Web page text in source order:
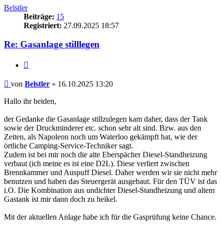
Belstler
Beiträge: 15
Registriert: 27.09.2025 18:57
Re: Gasanlage stilllegen
Beitrag
von Belstler » 16.10.2025 13:20
Hallo ihr beiden,
der Gedanke die Gasanlage stillzulegen kam daher, dass der Tank
sowie der Druckminderer etc. schon sehr alt sind. Bzw. aus den
Zeiten, als Napoleon noch um Waterloo gekämpft hat, wie der
örtliche Camping-Service-Techniker sagt.
Zudem ist bei mir noch die alte Eberspächer Diesel-Standheizung
verbaut (ich meine es ist eine D2L). Diese verliert zwischen
Brennkammer und Auspuff Diesel. Daher werden wir sie nicht mehr
benutzen und haben das Steuergerät ausgebaut. Für den TÜV ist das
i.O. Die Kombination aus undichter Diesel-Standheizung und altem
Gastank ist mir dann doch zu heikel.
Mit der aktuellen Anlage habe ich für die Gasprüfung keine Chance.